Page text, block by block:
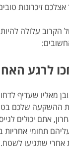
זיכרונות
עלולה
לרגע
מאליו שעדיף
ההשקעה שלכם
אתם יכולים
תחומי אחריות
אחרי שתגיעו לשטח.